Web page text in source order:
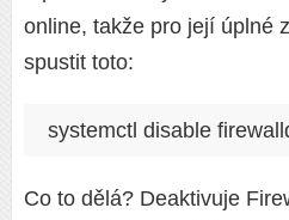
online, takže pro její úplné
spustit toto:
systemctl disable
Co to dělá? Deaktivuje